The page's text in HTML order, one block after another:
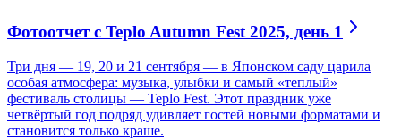
Фотоотчет с Teplo Autumn Fest 2025, день 1
Три дня — 19, 20 и 21 сентября — в Японском саду царила
особая атмосфера: музыка, улыбки и самый «теплый»
фестиваль столицы — Teplo Fest. Этот праздник уже
четвёртый год подряд удивляет гостей новыми форматами и
становится только краше.